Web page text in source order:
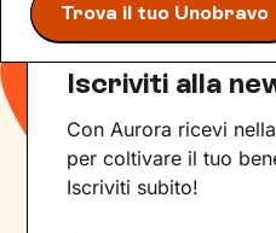
Trova il tuo Unobravo
Iscriviti alla
Con Aurora ricevi
per coltivare il tuo
Iscriviti subito!